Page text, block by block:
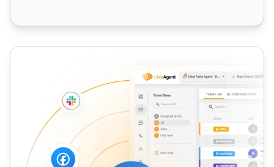
VoIP-Dienstanbieter